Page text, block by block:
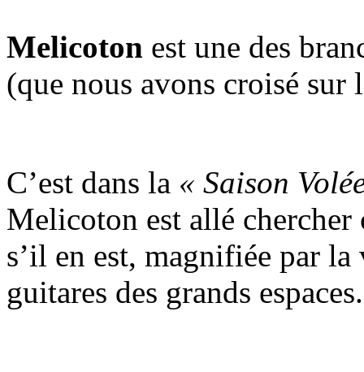
Melicoton est une des
(que nous avons croisé
C’est dans la « Saison
Melicoton est allé chercher
s’il en est, magnifiée par
guitares des grands espaces.